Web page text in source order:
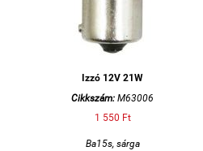
Izzó 12V 21W
Cikkszám: M63006
1 550 Ft
Ba15s, sárga